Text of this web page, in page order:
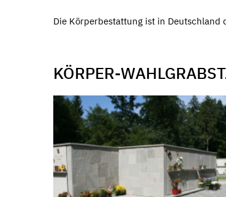
Die Körperbestattung ist in
KÖRPER-